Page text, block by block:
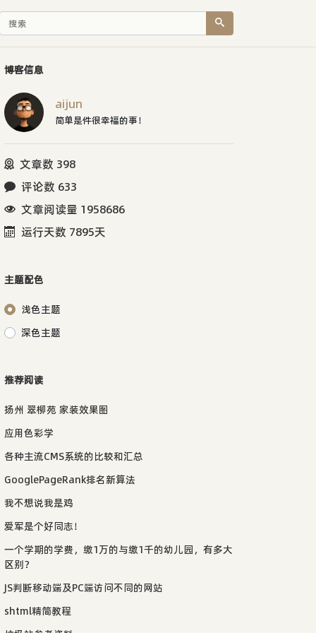
博客信息
aijun
简单是件很幸福的事！
文章数 398
评论数 633
文章阅读量 1958686
运行天数 7895天
主题配色
浅色主题
深色主题
推荐阅读
扬州 翠柳苑 家装效果图
应用色彩学
各种主流CMS系统的比较和汇总
GooglePageRank排名新算法
我不想说我是鸡
爱军是个好同志！
一个学期的学费，缴1万的与缴1千的幼儿园，有多大
区别？
JS判断移动端及PC端访问不同的网站
shtml精简教程